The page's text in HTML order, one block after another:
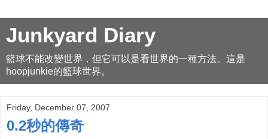
Junkyard Diary
籃球不能改變世界，但它可以是看世界的一種方法。這是
hoopjunkie的籃球世界。
Friday, December 07, 2007
0.2秒的傳奇